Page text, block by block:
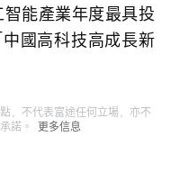
能產業年度最具投
國高科技高成長新
，不代表富途任何立場，亦不
諾。
更多信息